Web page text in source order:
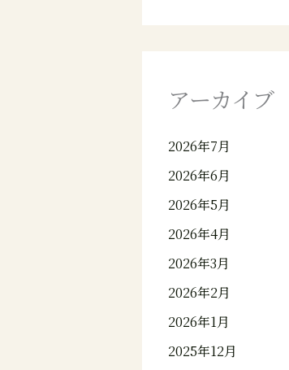
アーカイブ
2026年7月
2026年6月
2026年5月
2026年4月
2026年3月
2026年2月
2026年1月
2025年12月